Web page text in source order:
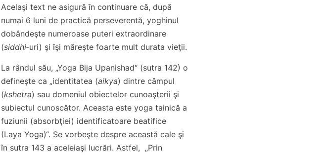
Acelaşi text ne asigură în continuare că, după
numai 6 luni de practică perseverentă, yoghinul
dobândeşte numeroase puteri extraordinare
(siddhi‑uri) şi îşi măreşte foarte mult durata vieţii.
La rândul său, „Yoga Bija Upanishad“ (sutra 142) o
defineşte ca „identitatea (aikya) dintre câmpul
(kshetra) sau domeniul obiectelor cunoaşterii şi
subiectul cunoscător. Aceasta este yoga tainică a
fuziunii (absorbţiei) identificatoare beatifice
(Laya Yoga)“. Se vorbeşte despre această cale şi
în sutra 143 a aceleiaşi lucrări. Astfel, „Prin